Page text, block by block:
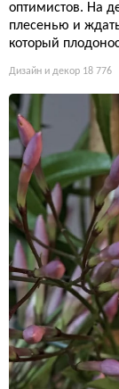
оптимистов. На
плесенью и
который
Дизайн и декор 18 776